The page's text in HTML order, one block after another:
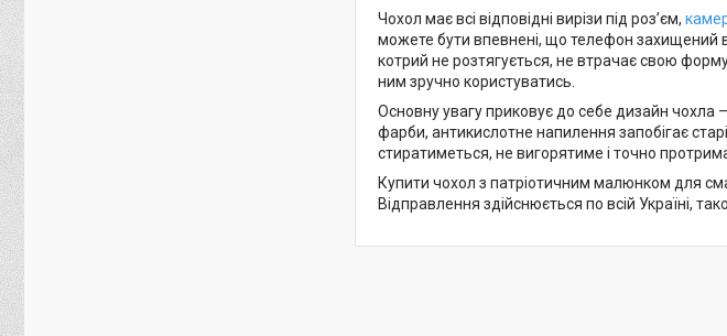
Чохол має всі відповідні вирізи під роз’єм,
можете бути впевнені, що телефон захищений в
котрий не розтягується, не втрачає свою
ним зручно користуватись.
Основну увагу приковує до себе дизайн
фарби, антикислотне напилення запобігає
стиратиметься, не вигорятиме і точно
Купити чохол з патріотичним малюнком для
Відправлення здійснюється по всій Україні,